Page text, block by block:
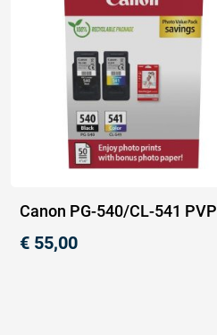
Canon PG-540/CL-541 PVP
€ 55,00